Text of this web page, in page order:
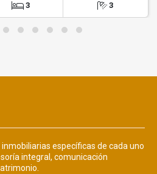
3 3
específicas de cada uno
integral, comunicación